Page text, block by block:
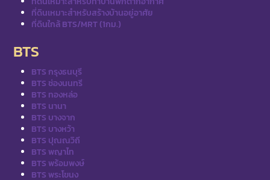
ที่ดินเหมาะสำหรับสร้างบ้านอยู่อาศัย
ที่ดินใกล้ BTS/MRT (1กม.)
BTS
BTS กรุงธนบุรี
BTS ช่องนนทรี
BTS ทองหล่อ
BTS นานา
BTS บางจาก
BTS บางหว้า
BTS ปุณณวิถี
BTS พญาไท
BTS พร้อมพงษ์
BTS พระโขนง